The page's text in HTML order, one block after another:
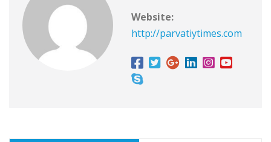
Website:
http://parvatiytimes.com